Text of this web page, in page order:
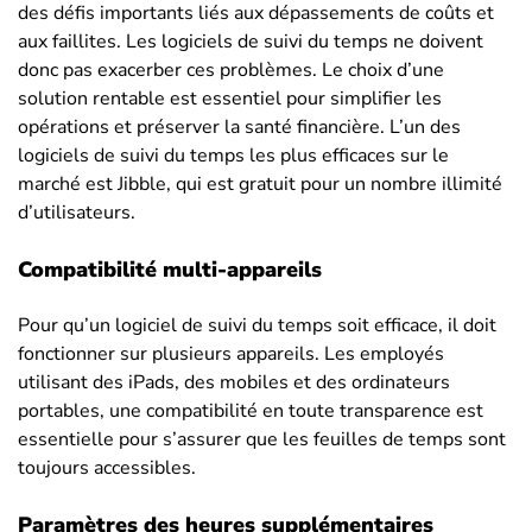
des défis importants liés aux dépassements de coûts et
aux faillites. Les logiciels de suivi du temps ne doivent
donc pas exacerber ces problèmes. Le choix d’une
solution rentable est essentiel pour simplifier les
opérations et préserver la santé financière. L’un des
logiciels de suivi du temps les plus efficaces sur le
marché est Jibble, qui est gratuit pour un nombre illimité
d’utilisateurs.
Compatibilité multi-appareils
Pour qu’un logiciel de suivi du temps soit efficace, il doit
fonctionner sur plusieurs appareils. Les employés
utilisant des iPads, des mobiles et des ordinateurs
portables, une compatibilité en toute transparence est
essentielle pour s’assurer que les feuilles de temps sont
toujours accessibles.
Paramètres des heures supplémentaires